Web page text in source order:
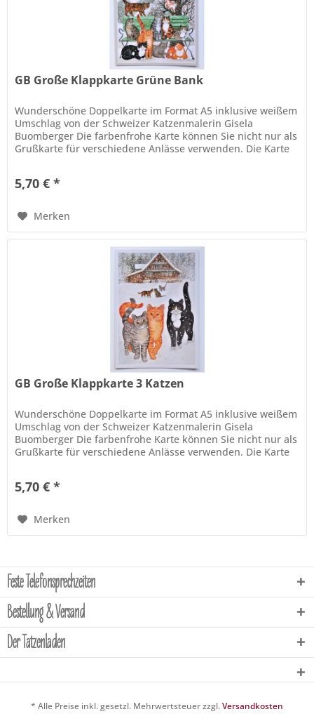
GB Große Klappkarte Grüne Bank
Wunderschöne Doppelkarte im Format A5 inklusive weißem
Umschlag von der Schweizer Katzenmalerin Gisela
Buomberger Die farbenfrohe Karte können Sie nicht nur als
Grußkarte für verschiedene Anlässe verwenden. Die Karte
5,70 € *
Merken
GB Große Klappkarte 3 Katzen
Wunderschöne Doppelkarte im Format A5 inklusive weißem
Umschlag von der Schweizer Katzenmalerin Gisela
Buomberger Die farbenfrohe Karte können Sie nicht nur als
Grußkarte für verschiedene Anlässe verwenden. Die Karte
5,70 € *
Merken
Feste Telefonsprechzeiten
Bestellung & Versand
Der Tatzenladen
* Alle Preise inkl. gesetzl. Mehrwertsteuer zzgl.Versandkosten